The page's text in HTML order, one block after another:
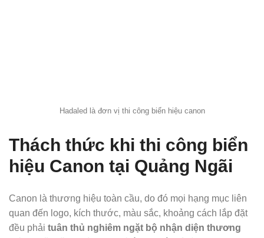
Hadaled là đơn vị thi công biển hiệu canon
Thách thức khi thi công biển
hiệu Canon tại Quảng Ngãi
Canon là thương hiệu toàn cầu, do đó mọi hạng mục liên
quan đến logo, kích thước, màu sắc, khoảng cách lắp đặt
đều phải tuân thủ nghiêm ngặt bộ nhận diện thương